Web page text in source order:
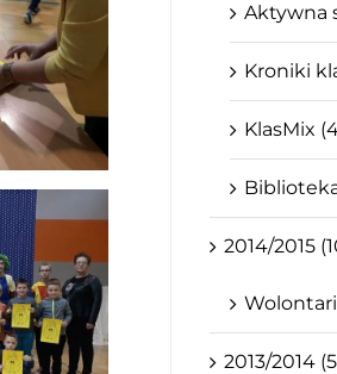
Aktywna
Kroniki
KlasMix
Biblioteka
2014/2015
2013/2014